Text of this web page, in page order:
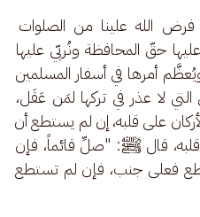
الله علينا من الصلوات
حقّ المحافظة ونُربّي عليها
أمرها في أسفار المسلمين
لا عذر في تركها لمَن عَقَل،
على قلبه، إن لم يستطع أن
قلبه، قال ﷺ: "صلِّ قائماً، فإن
فعلى جنب، فإن لم تستطع